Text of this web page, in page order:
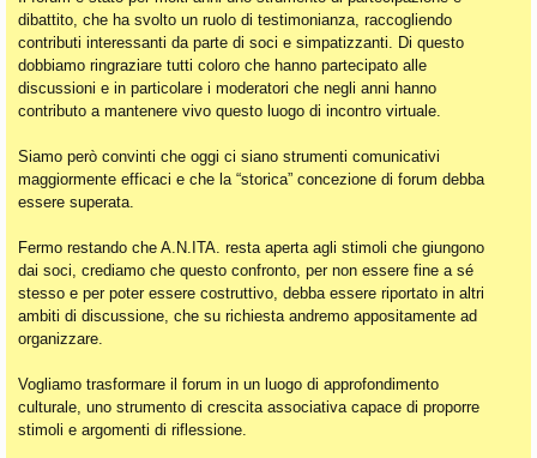
Ra
pi
di
dibattito, che ha svolto un ruolo di testimonianza, raccogliendo
contributi interessanti da parte di soci e simpatizzanti. Di questo
dobbiamo ringraziare tutti coloro che hanno partecipato alle
discussioni e in particolare i moderatori che negli anni hanno
contributo a mantenere vivo questo luogo di incontro virtuale.
Siamo però convinti che oggi ci siano strumenti comunicativi
maggiormente efficaci e che la “storica” concezione di forum debba
essere superata.
Fermo restando che A.N.ITA. resta aperta agli stimoli che giungono
dai soci, crediamo che questo confronto, per non essere fine a sé
stesso e per poter essere costruttivo, debba essere riportato in altri
ambiti di discussione, che su richiesta andremo appositamente ad
organizzare.
Vogliamo trasformare il forum in un luogo di approfondimento
culturale, uno strumento di crescita associativa capace di proporre
stimoli e argomenti di riflessione.